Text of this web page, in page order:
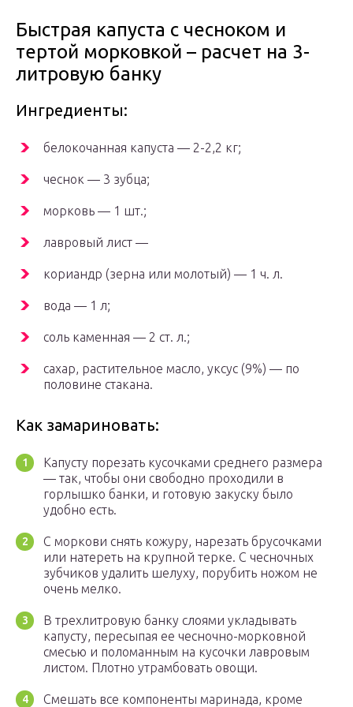
Быстрая капуста с чесноком и
тертой морковкой – расчет на 3-
литровую банку
Ингредиенты:
белокочанная капуста — 2-2,2 кг;
чеснок — 3 зубца;
морковь — 1 шт.;
лавровый лист —
кориандр (зерна или молотый) — 1 ч. л.
вода — 1 л;
соль каменная — 2 ст. л.;
сахар, растительное масло, уксус (9%) — по
половине стакана.
Как замариновать:
Капусту порезать кусочками среднего размера
— так, чтобы они свободно проходили в
горлышко банки, и готовую закуску было
удобно есть.
С моркови снять кожуру, нарезать брусочками
или натереть на крупной терке. С чесночных
зубчиков удалить шелуху, порубить ножом не
очень мелко.
В трехлитровую банку слоями укладывать
капусту, пересыпая ее чесночно-морковной
смесью и поломанным на кусочки лавровым
листом. Плотно утрамбовать овощи.
Смешать все компоненты маринада, кроме